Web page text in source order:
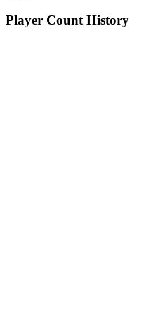
Player Count History